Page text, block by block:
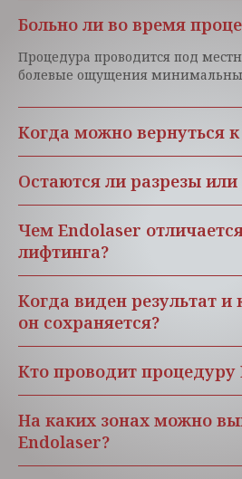
Больно ли во время
Процедура проводится под
болевые ощущения
Когда можно вернуться к
Остаются ли разрезы
Чем Endolaser
лифтинга?
Когда виден результат и
он сохраняется?
Кто проводит процедуру
На каких зонах можно
Endolaser?